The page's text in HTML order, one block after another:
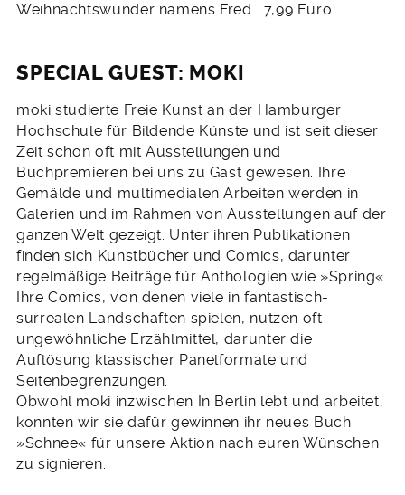
Weihnachtswunder namens Fred . 7,99 Euro
SPECIAL GUEST: MOKI
moki studierte Freie Kunst an der Hamburger
Hochschule für Bildende Künste und ist seit dieser
Zeit schon oft mit Ausstellungen und
Buchpremieren bei uns zu Gast gewesen. Ihre
Gemälde und multimedialen Arbeiten werden in
Galerien und im Rahmen von Ausstellungen auf der
ganzen Welt gezeigt. Unter ihren Publikationen
finden sich Kunstbücher und Comics, darunter
regelmäßige Beiträge für Anthologien wie »Spring«.
Ihre Comics, von denen viele in fantastisch-
surrealen Landschaften spielen, nutzen oft
ungewöhnliche Erzählmittel, darunter die
Auflösung klassischer Panelformate und
Seitenbegrenzungen.
Obwohl moki inzwischen In Berlin lebt und arbeitet,
konnten wir sie dafür gewinnen ihr neues Buch
»Schnee« für unsere Aktion nach euren Wünschen
zu signieren.